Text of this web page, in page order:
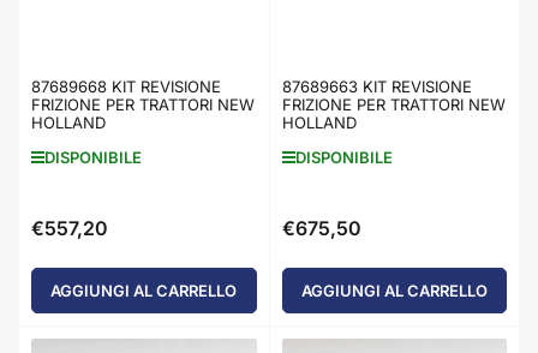
87689668 KIT REVISIONE
FRIZIONE PER TRATTORI NEW
HOLLAND
DISPONIBILE
Prezzo
€557,20
AGGIUNGI AL CARRELLO
87689663 KIT REVISIONE
FRIZIONE PER TRATTORI NEW
HOLLAND
DISPONIBILE
Prezzo
€675,50
AGGIUNGI AL CARRELLO